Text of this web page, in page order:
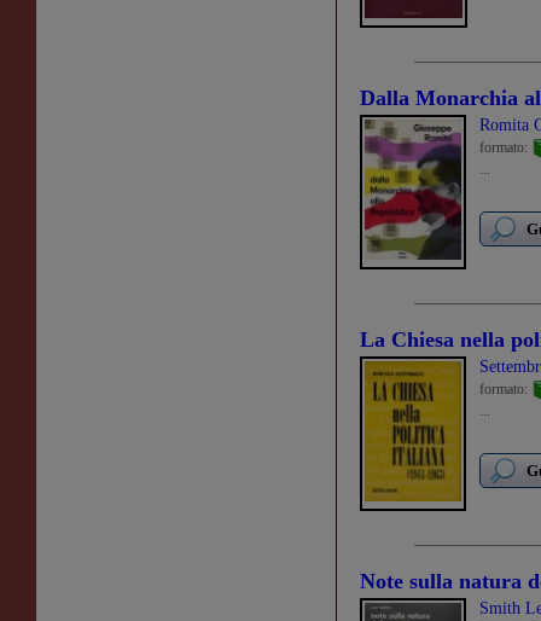
Dalla Monarchia
Romita
formato:
...
La Chiesa nella
formato:
...
Note sulla natura
Smith